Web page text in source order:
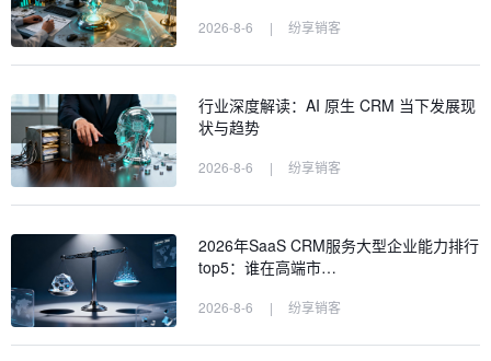
2026-8-6 | 纷享销客
行业深度解读：AI 原生 CRM 当下发展现
状与趋势
2026-8-6 | 纷享销客
2026年SaaS CRM服务大型企业能力排行
top5：谁在高端市…
2026-8-6 | 纷享销客